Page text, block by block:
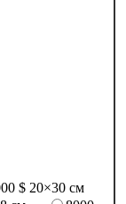
$ 20×30 см